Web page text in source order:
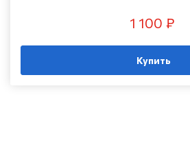
1 100 ₽
Купить